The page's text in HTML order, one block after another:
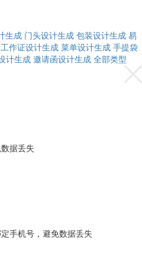
生成 门头设计生成 包装设计生成 易
工作证设计生成 菜单设计生成 手提袋
计生成 邀请函设计生成 全部类型
据丢失
手机号，避免数据丢失